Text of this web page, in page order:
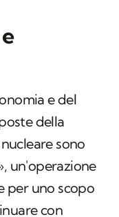
e del
della
sono
un'operazione
per uno scopo
con